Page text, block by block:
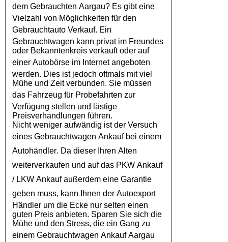
dem Gebrauchten Aargau? Es gibt eine
Vielzahl von Möglichkeiten für den
Gebrauchtauto Verkauf. Ein
Gebrauchtwagen kann privat im Freundes
oder Bekanntenkreis verkauft oder auf
einer Autobörse im Internet angeboten
werden. Dies ist jedoch oftmals mit viel
Mühe und Zeit verbunden. Sie müssen
das Fahrzeug für Probefahrten zur
Verfügung stellen und lästige
Preisverhandlungen führen.
Nicht weniger aufwändig ist der Versuch
eines Gebrauchtwagen Ankaufbei einem
Autohändler. Da dieser Ihren Alten
weiterverkaufen und auf das PKW Ankauf
/ LKW Ankaufaußerdem eine Garantie
geben muss, kann Ihnen der Autoexport
Händler um die Ecke nur selten einen
guten Preis anbieten. Sparen Sie sich die
Mühe und den Stress, die ein Gang zu
einem Gebrauchtwagen Ankauf Aargau